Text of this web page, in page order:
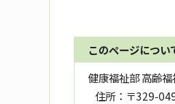
このページにつ
健康福祉部 高齢
住所： 〒329-